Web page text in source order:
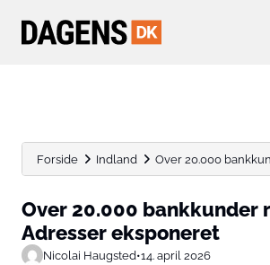
Forside Indland Over 20.000
Over 20.000 bankkunder
Adresser eksponeret
Nicolai Haugsted•14. april 2026